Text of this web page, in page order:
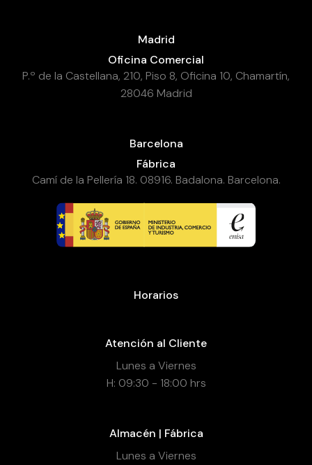
Madrid
Oficina Comercial
P.º de la Castellana, 210, Piso 8, Oficina 10, Chamartín,
28046 Madrid
Barcelona
Fábrica
Camí de la Pellería 18. 08916. Badalona. Barcelona.
Horarios
Atención al Cliente
Lunes a Viernes
H: 09:30 - 18:00 hrs
Almacén | Fábrica
Lunes a Viernes